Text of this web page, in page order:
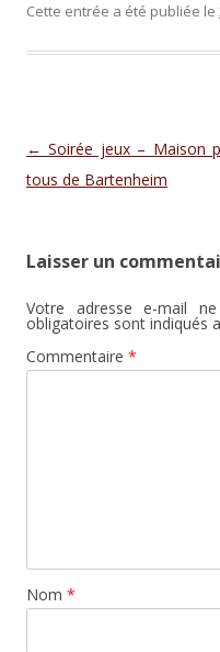
Cette entrée a été publiée le
Navigation des articles
← Soirée jeux – Maison
tous de Bartenheim
Laisser un
Votre adresse e-mail
obligatoires sont indiqués
Commentaire *
Nom *